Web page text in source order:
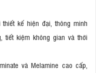
thiết kế hiện đại, thông minh
tiết kiệm không gian và thời
và Melamine cao cấp,